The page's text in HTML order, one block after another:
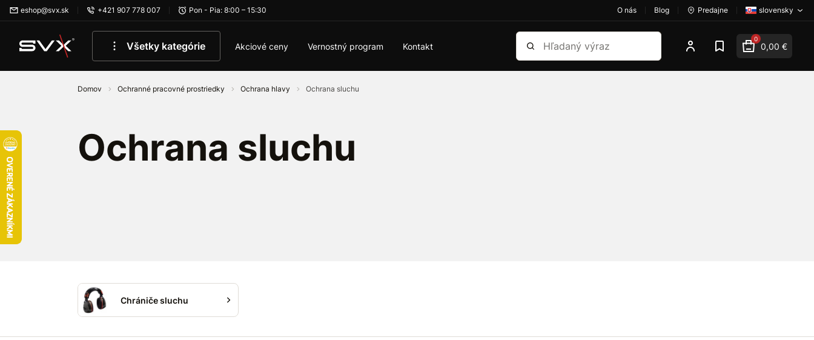
Preskočiť na hlavný obsah
eshop@svx.sk +421 907 778 007 Pon - Pia: 8:00 – 15:30 O nás Blog Predajne slovensky
Všetky kategórie Akciové ceny Vernostný program Kontakt
Vyhľadať 0
0,00 €
Domov Ochranné pracovné prostriedky Ochrana hlavy Ochrana sluchu
Ochrana sluchu
Chrániče sluchu